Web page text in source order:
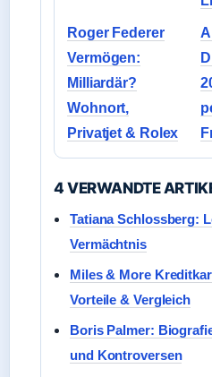
Roger Federer
Vermögen:
Milliardär?
Wohnort,
Privatjet & Rolex
4 VERWANDTE
Tatiana Schlossberg:
Vermächtnis
Miles & More
Vorteile & Vergleich
Boris Palmer:
und Kontroversen